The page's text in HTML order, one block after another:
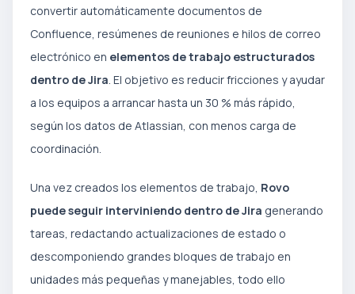
convertir automáticamente documentos de
Confluence, resúmenes de reuniones e hilos de correo
electrónico en elementos de trabajo estructurados
dentro de Jira. El objetivo es reducir fricciones y ayudar
a los equipos a arrancar hasta un 30 % más rápido,
según los datos de Atlassian, con menos carga de
coordinación.
Una vez creados los elementos de trabajo, Rovo
puede seguir interviniendo dentro de Jira generando
tareas, redactando actualizaciones de estado o
descomponiendo grandes bloques de trabajo en
unidades más pequeñas y manejables, todo ello